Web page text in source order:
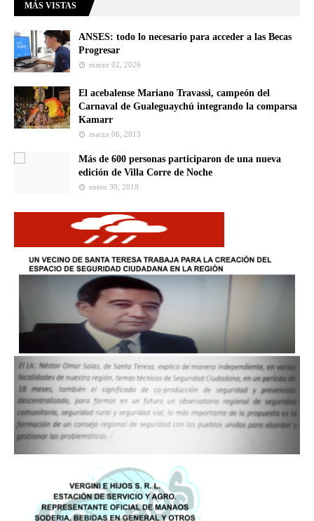
MÁS VISTAS
ANSES: todo lo necesario para acceder a las Becas
Progresar
marzo 02, 2026
El acebalense Mariano Travassi, campeón del
Carnaval de Gualeguaychú integrando la comparsa
Kamarr
marzo 06, 2013
Más de 600 personas participaron de una nueva
edición de Villa Corre de Noche
enero 30, 2018